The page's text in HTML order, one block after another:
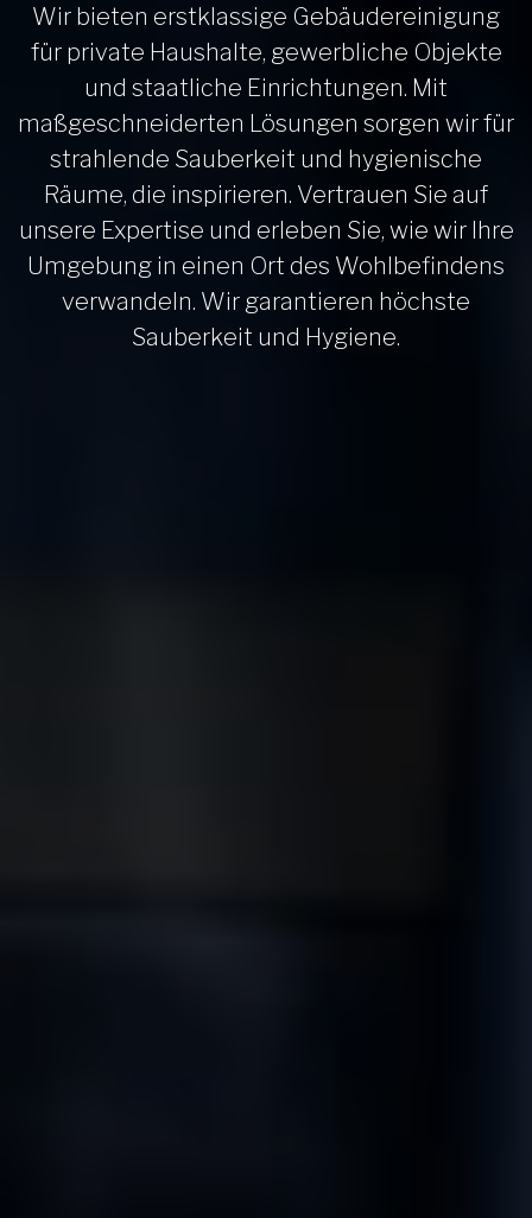
Wir bieten erstklassige Gebäudereinigung
für private Haushalte, gewerbliche Objekte
und staatliche Einrichtungen. Mit
maßgeschneiderten Lösungen sorgen wir für
strahlende Sauberkeit und hygienische
Räume, die inspirieren. Vertrauen Sie auf
unsere Expertise und erleben Sie, wie wir Ihre
Umgebung in einen Ort des Wohlbefindens
verwandeln. Wir garantieren höchste
Sauberkeit und Hygiene.